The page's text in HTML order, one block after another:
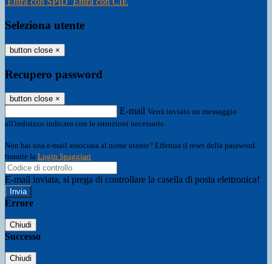
Seleziona utente
button close ×
Recupero password
button close ×
E-mail Verrà inviato un messaggio
all'indirizzo indicato con le istruzioni necessarie.
Non hai una e-mail associata al nome utente? Effettua il reset della password
tramite la Login Spaggiari
E-mail inviata, si prega di controllare la casella di posta elettronica!
Errore
Chiudi
Successo
Chiudi